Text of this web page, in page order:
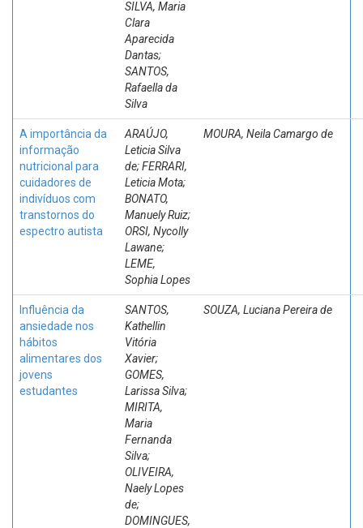
SILVA, Maria
Clara
Aparecida
Dantas;
SANTOS,
Rafaella da
Silva
A importância da
informação
nutricional para
cuidadores de
indivíduos com
transtornos do
espectro autista
ARAÚJO,
Leticia Silva
de; FERRARI,
Leticia Mota;
BONATO,
Manuely Ruiz;
ORSI, Nycolly
Lawane;
LEME,
Sophia Lopes
MOURA, Neila Camargo de
Influência da
ansiedade nos
hábitos
alimentares dos
jovens
estudantes
SANTOS,
Kathellin
Vitória
Xavier;
GOMES,
Larissa Silva;
MIRITA,
Maria
Fernanda
Silva;
OLIVEIRA,
Naely Lopes
de;
DOMINGUES,
SOUZA, Luciana Pereira de